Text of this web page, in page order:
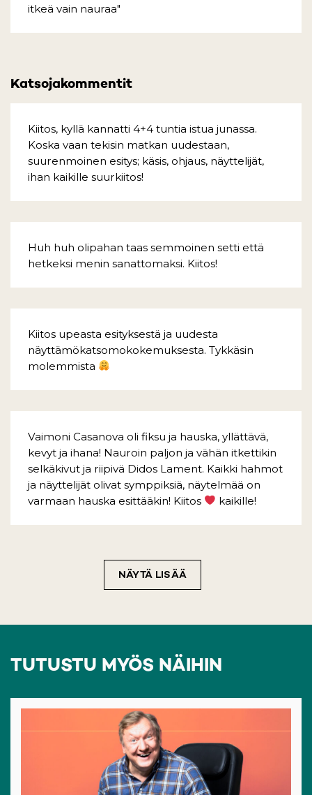
itkeä vain nauraa"
Katsojakommentit
Kiitos, kyllä kannatti 4+4 tuntia istua junassa.
Koska vaan tekisin matkan uudestaan,
suurenmoinen esitys; käsis, ohjaus, näyttelijät,
ihan kaikille suurkiitos!
Huh huh olipahan taas semmoinen setti että
hetkeksi menin sanattomaksi. Kiitos!
Kiitos upeasta esityksestä ja uudesta
näyttämökatsomokokemuksesta. Tykkäsin
molemmista
Vaimoni Casanova oli fiksu ja hauska, yllättävä,
kevyt ja ihana! Nauroin paljon ja vähän itkettikin
selkäkivut ja riipivä Didos Lament. Kaikki hahmot
ja näyttelijät olivat symppiksiä, näytelmää on
varmaan hauska esittääkin! Kiitos
kaikille!
NÄYTÄ LISÄÄ
TUTUSTU MYÖS NÄIHIN